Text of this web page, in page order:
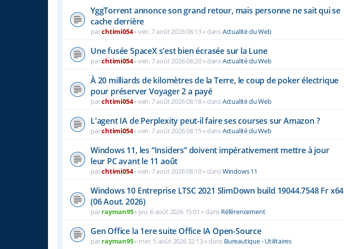
YggTorrent annonce son grand retour, mais personne ne sait qui se
cache derrière
parchtimi054»ven. 7 août 2026 08:13» dansActualité du Web
Une fusée SpaceX s'est bien écrasée sur la Lune
parchtimi054»ven. 7 août 2026 08:20» dansActualité du Web
À 20 milliards de kilomètres de la Terre, le coup de poker électrique
pour préserver Voyager 2 a payé
parchtimi054»ven. 7 août 2026 08:18» dansActualité du Web
L'agent IA de Perplexity peut-il faire ses courses sur Amazon ?
parchtimi054»ven. 7 août 2026 08:15» dansActualité du Web
Windows 11, les “Insiders” doivent impérativement mettre à jour
leur PC avant le 11 août
parchtimi054»ven. 7 août 2026 08:10» dansWindows 11
Windows 10 Entreprise LTSC 2021 SlimDown build 19044.7548 Fr x64
(06 Aout. 2026)
parrayman95» jeu. 6 août 2026 15:01 » dans Référencement
Gen Office la 1ere suite Office IA Open-Source
parrayman95» mer. 5 août 2026 22:13» dans Bureautique - Utilitaires